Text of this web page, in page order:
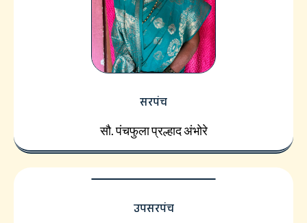
सरपंच
सौ. पंचफुला प्रल्हाद अंभोरे
उपसरपंच